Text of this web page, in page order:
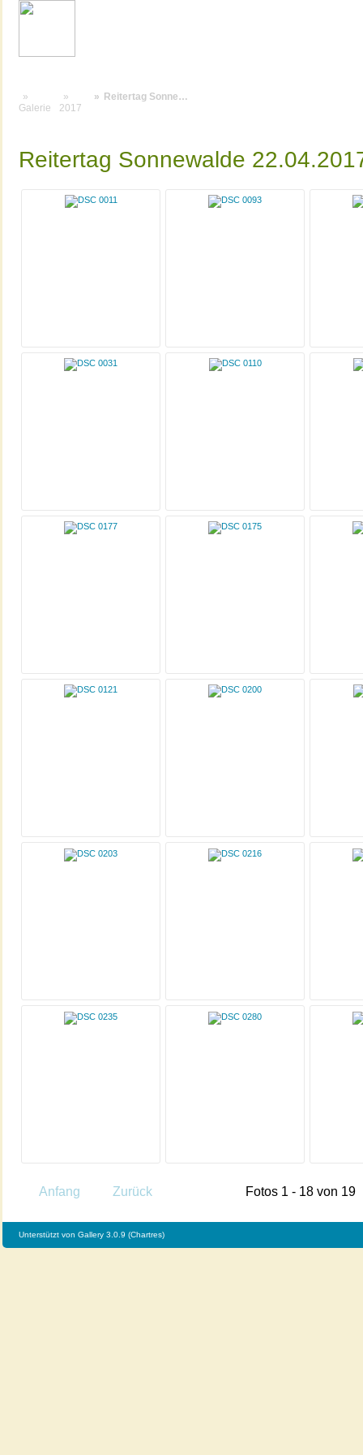
Galerie 2017
Reitertag Sonne…
Reitertag Sonnewalde
Anfang Zurück Fotos 1 - 18 von 19
Unterstützt von Gallery 3.0.9 (Chartres)